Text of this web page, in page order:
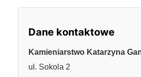
Dane kontaktowe
Kamieniarstwo Katarzyna
ul. Sokola 2